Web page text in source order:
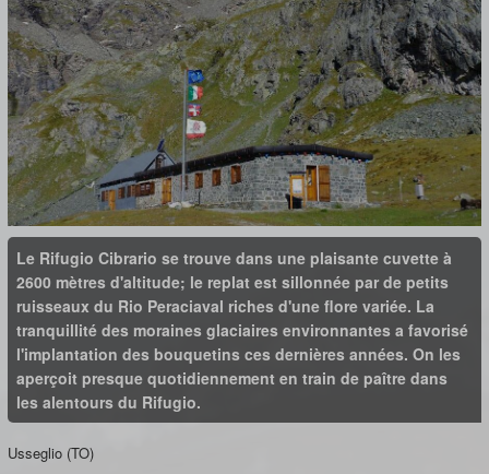
Le Rifugio Cibrario se trouve dans une plaisante cuvette à
2600 mètres d'altitude; le replat est sillonnée par de petits
ruisseaux du Rio Peraciaval riches d'une flore variée. La
tranquillité des moraines glaciaires environnantes a favorisé
l'implantation des bouquetins ces dernières années. On les
aperçoit presque quotidiennement en train de paître dans
les alentours du Rifugio.
Usseglio (TO)